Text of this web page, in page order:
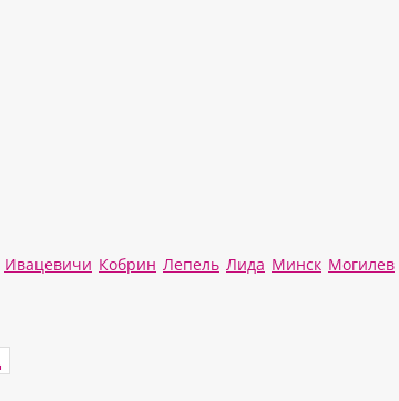
Ивацевичи Кобрин Лепель Лида Минск Могилев